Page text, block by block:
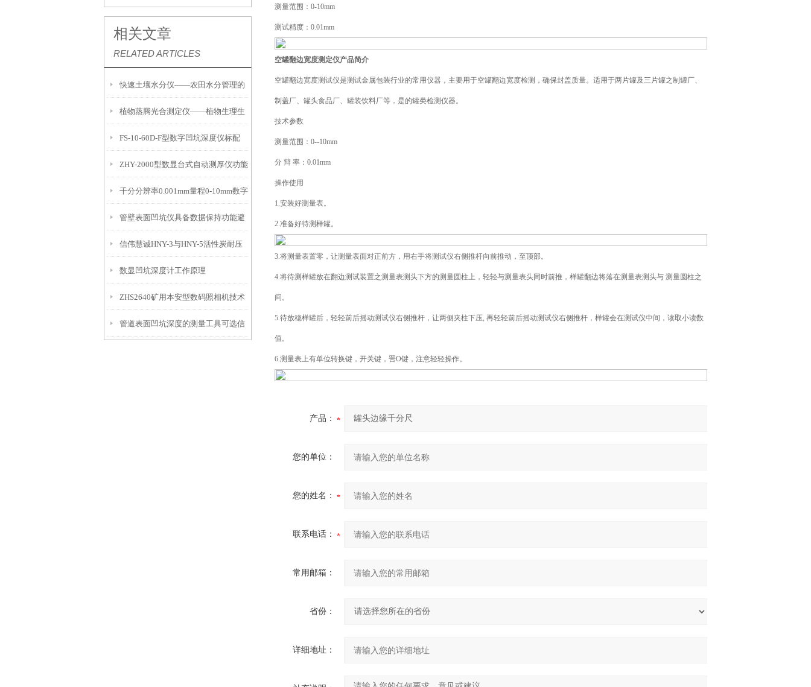
相关文章
RELATED ARTICLES
快速土壤水分仪——农田水分管理的
便携式检测工具
植物蒸腾光合测定仪——植物生理生
态的实时监测设备
FS-10-60D-F型数字凹坑深度仪标配
IP54级表头分辨率0.01mm量程
10mm！
ZHY-2000型数显台式自动测厚仪功能
特点
千分分辨率0.001mm量程0-10mm数字
埋头度仪技术参数！
管壁表面凹坑仪具备数据保持功能避
免测试过程中测针移动导致数据变动
信伟慧诚HNY-3与HNY-5活性炭耐压
强度测定仪技术参数！
数显凹坑深度计工作原理
ZHS2640矿用本安型数码照相机技术
参数！
管道表面凹坑深度的测量工具可选信
测量范围：0-10mm
测试精度：0.01mm
空罐翻边宽度测定仪产品简介
空罐翻边宽度测试仪是测试金属包装行业的常用仪器，主要用于空罐翻边宽度检测，确保封盖质量。适用于两片罐及三片罐之制罐厂、
制盖厂、罐头食品厂、罐装饮料厂等，是的罐类检测仪器。
技术参数
测量范围：0--10mm
分 辩 率：0.01mm
操作使用
1.安装好测量表。
2.准备好待测样罐。
3.将测量表置零，让测量表面对正前方，用右手将测试仪右侧推杆向前推动，至顶部。
4.将待测样罐放在翻边测试装置之测量表测头下方的测量圆柱上，轻轻与测量表头同时前推，样罐翻边将落在测量表测头与 测量圆柱之
间。
5.待放稳样罐后，轻轻前后摇动测试仪右侧推杆，让两侧夹柱下压, 再轻轻前后摇动测试仪右侧推杆，样罐会在测试仪中间，读取小读数
值。
6.测量表上有单位转换键，开关键，罟O键，注意轻轻操作。
产品：
您的单位：
您的姓名：
联系电话：
常用邮箱：
省份：
详细地址：